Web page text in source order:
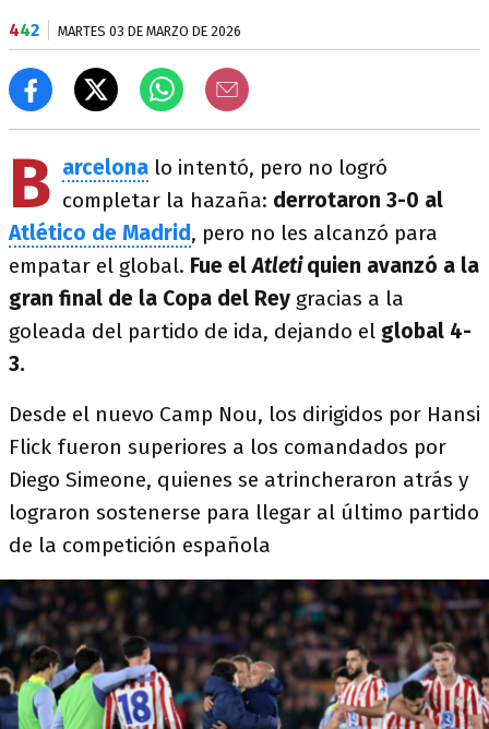
442 MARTES 03 DE MARZO DE 2026
B arcelona lo intentó, pero no logró
completar la hazaña: derrotaron 3-0 al
Atlético de Madrid, pero no les alcanzó para
empatar el global. Fue elAtletiquien avanzó a la
gran final de la Copa del Rey gracias a la
goleada del partido de ida, dejando el global 4-
3.
Desde el nuevo Camp Nou, los dirigidos por Hansi
Flick fueron superiores a los comandados por
Diego Simeone, quienes se atrincheraron atrás y
lograron sostenerse para llegar al último partido
de la competición española